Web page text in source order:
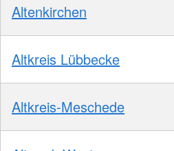
Altenkirchen
Altkreis Lübbecke
Altkreis-Meschede